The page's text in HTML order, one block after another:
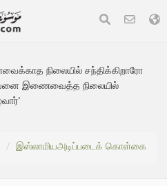
நிலையில் சந்திக்கிறாரோ
இணைவைத்த நிலையில்
இஸ்லாமியஅடிப்படைக் கொள்கை